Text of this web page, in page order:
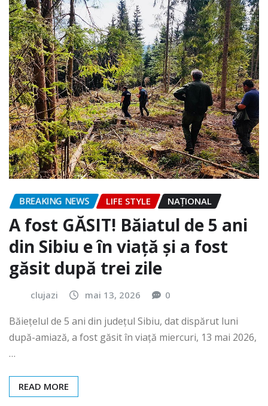
BREAKING NEWS LIFE STYLE NAŢIONAL
A fost GĂSIT! Băiatul de 5 ani
din Sibiu e în viață și a fost
găsit după trei zile
clujazi mai 13, 2026 0
Băiețelul de 5 ani din județul Sibiu, dat dispărut luni
după-amiază, a fost găsit în viață miercuri, 13 mai 2026,
…
READ MORE